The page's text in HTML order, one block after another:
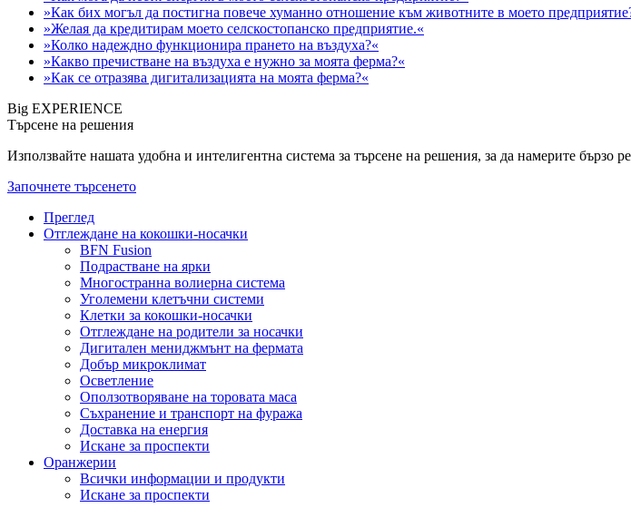
»Как бих могъл да постигна повече хуманно отношение към животните в моето
»Желая да кредитирам моето селскостопанско предприятие.«
»Колко надеждно функционира прането на въздуха?«
»Какво пречистване на въздуха е нужно за моята ферма?«
»Как се отразява дигитализацията на моята ферма?«
Big EXPERIENCE
Търсене на решения
Използвайте нашата удобна и интелигентна система за търсене на решения, за да намерите бързо
Започнете търсенето
Преглед
Отглеждане на кокошки-носачки
BFN Fusion
Подрастване на ярки
Многостранна волиерна система
Уголемени клетъчни системи
Клетки за кокошки-носачки
Отглеждане на родители за носачки
Дигитален мениджмънт на фермата
Добър микроклимат
Осветление
Оползотворяване на торовата маса
Съхранение и транспорт на фуража
Доставка на енергия
Искане за проспекти
Оранжерии
Всички информации и продукти
Искане за проспекти